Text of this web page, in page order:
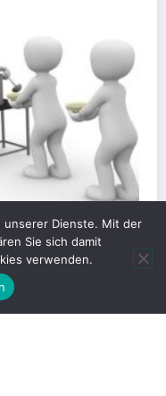
Blockade für
Dienste. Mit der
Sie sich damit
verwenden.